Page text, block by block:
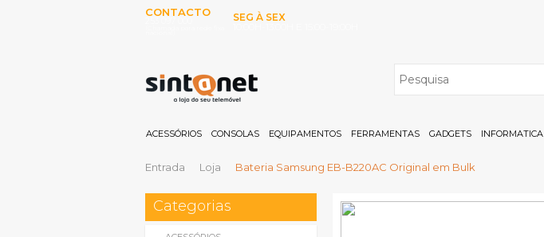
CONTACTO
SEG À SEX
ACESSÓRIOS CONSOLAS EQUIPAMENTOS FERRAMENTAS GADGETS INFORMATICA
Entrada Loja Bateria Samsung EB-B220AC Original em Bulk
Categorias